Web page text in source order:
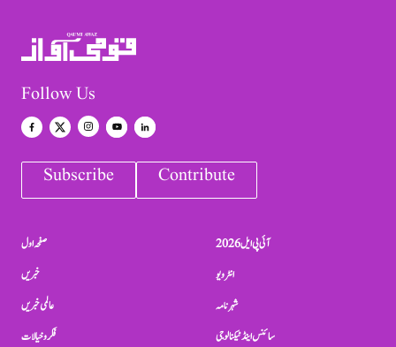
Follow Us
Subscribe Contribute
صفحہ اول
خبریں
عالمی خبریں
فکر و خیالات
آئی پی ایل 2026
انٹرویو
شہرنامہ
سائنس اینڈ ٹیکنالوجی